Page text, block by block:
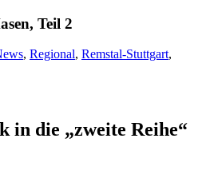
Teil 2
, Regional, Remstal-Stuttgart,
in die „zweite Reihe“